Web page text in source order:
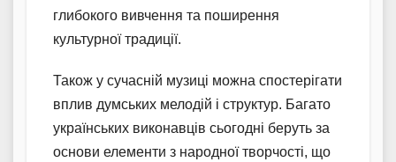
глибокого вивчення та поширення
культурної традиції.
Також у сучасній музиці можна спостерігати
вплив думських мелодій і структур. Багато
українських виконавців сьогодні беруть за
основи елементи з народної творчості, що